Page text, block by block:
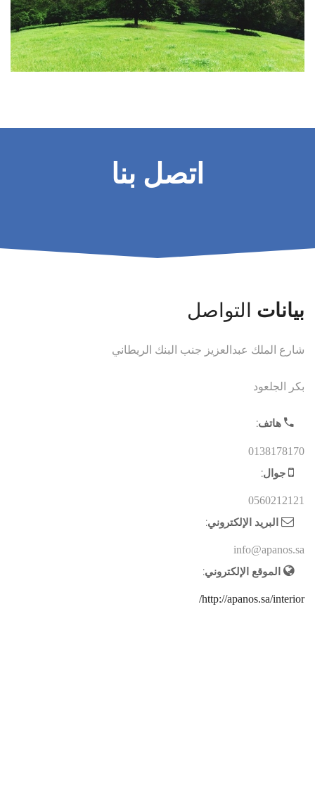
اتصل بنا
بيانات التواصل
شارع الملك عبدالعزيز جنب البنك الريطاني
بكر الجلعود
هاتف:
0138178170
جوال:
0560212121
البريد الإلكتروني:
info@apanos.sa
الموقع الإلكتروني:
http://apanos.sa/interior/